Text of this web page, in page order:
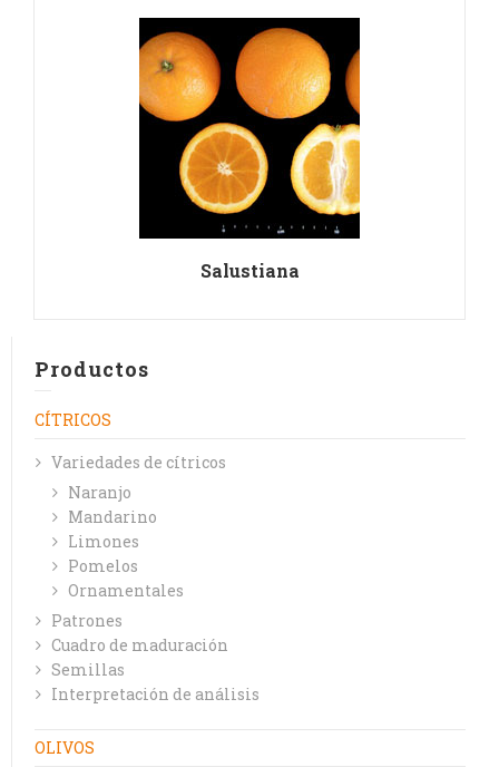
Salustiana
Productos
CÍTRICOS
Variedades de cítricos
Naranjo
Mandarino
Limones
Pomelos
Ornamentales
Patrones
Cuadro de maduración
Semillas
Interpretación de análisis
OLIVOS